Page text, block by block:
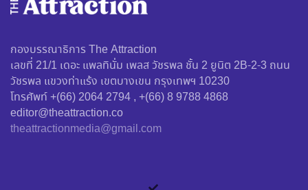
กองบรรณาธิการ The Attraction
เลขที่ 21/1 เดอะ แพลทินั่ม เพลส วัชรพล ชั้น 2 ยูนิต 2B-2-3 ถนน
วัชรพล แขวงท่าแร้ง เขตบางเขน กรุงเทพฯ 10230
โทรศัพท์ +(66) 2064 2794 , +(66) 8 9788 4868
editor@theattraction.co
theattractionmedia@gmail.com